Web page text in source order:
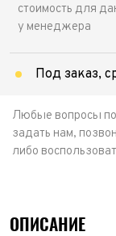
стоимость для
у менеджера
Под заказ,
Любые вопросы
задать нам,
либо
ОПИСАНИЕ